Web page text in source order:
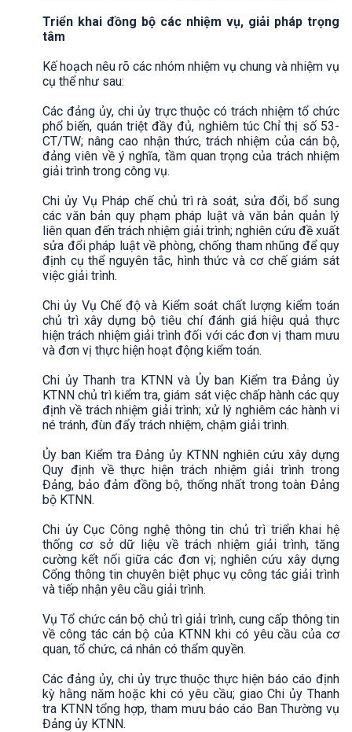
Triển khai đồng bộ các nhiệm vụ, giải pháp trọng
tâm
Kế hoạch nêu rõ các nhóm nhiệm vụ chung và nhiệm vụ
cụ thể như sau:
Các đảng ủy, chi ủy trực thuộc có trách nhiệm tổ chức
phổ biến, quán triệt đầy đủ, nghiêm túc Chỉ thị số 53-
CT/TW; nâng cao nhận thức, trách nhiệm của cán bộ,
đảng viên về ý nghĩa, tầm quan trọng của trách nhiệm
giải trình trong công vụ.
Chi ủy Vụ Pháp chế chủ trì rà soát, sửa đổi, bổ sung
các văn bản quy phạm pháp luật và văn bản quản lý
liên quan đến trách nhiệm giải trình; nghiên cứu đề xuất
sửa đổi pháp luật về phòng, chống tham nhũng để quy
định cụ thể nguyên tắc, hình thức và cơ chế giám sát
việc giải trình.
Chi ủy Vụ Chế độ và Kiểm soát chất lượng kiểm toán
chủ trì xây dựng bộ tiêu chí đánh giá hiệu quả thực
hiện trách nhiệm giải trình đối với các đơn vị tham mưu
và đơn vị thực hiện hoạt động kiểm toán.
Chi ủy Thanh tra KTNN và Ủy ban Kiểm tra Đảng ủy
KTNN chủ trì kiểm tra, giám sát việc chấp hành các quy
định về trách nhiệm giải trình; xử lý nghiêm các hành vi
né tránh, đùn đẩy trách nhiệm, chậm giải trình.
Ủy ban Kiểm tra Đảng ủy KTNN nghiên cứu xây dựng
Quy định về thực hiện trách nhiệm giải trình trong
Đảng, bảo đảm đồng bộ, thống nhất trong toàn Đảng
bộ KTNN.
Chi ủy Cục Công nghệ thông tin chủ trì triển khai hệ
thống cơ sở dữ liệu về trách nhiệm giải trình, tăng
cường kết nối giữa các đơn vị; nghiên cứu xây dựng
Cổng thông tin chuyên biệt phục vụ công tác giải trình
và tiếp nhận yêu cầu giải trình.
Vụ Tổ chức cán bộ chủ trì giải trình, cung cấp thông tin
về công tác cán bộ của KTNN khi có yêu cầu của cơ
quan, tổ chức, cá nhân có thẩm quyền.
Các đảng ủy, chi ủy trực thuộc thực hiện báo cáo định
kỳ hằng năm hoặc khi có yêu cầu; giao Chi ủy Thanh
tra KTNN tổng hợp, tham mưu báo cáo Ban Thường vụ
Đảng ủy KTNN.